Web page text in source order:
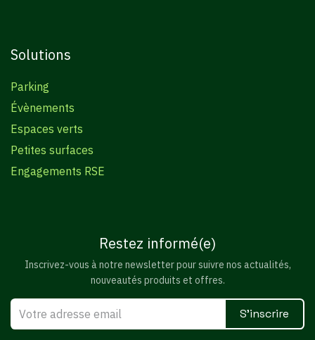
Solutions
Parking
Évènements
Espaces verts
Petites surfaces
Engagements RSE
Restez informé(e)
Inscrivez-vous à notre newsletter pour suivre nos actualités,
nouveautés produits et offres.
S'inscrire